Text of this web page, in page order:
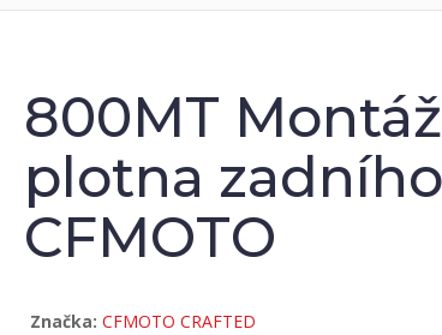
800MT
plotna
CFMOTO
Značka: CFMOTO CRAFTED